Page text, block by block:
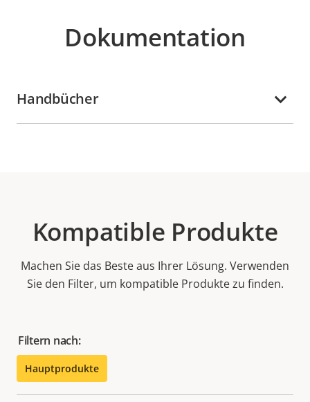
Dokumentation
Handbücher
Kompatible Produkte
Machen Sie das Beste aus Ihrer Lösung. Verwenden
Sie den Filter, um kompatible Produkte zu finden.
Filtern nach:
Hauptprodukte